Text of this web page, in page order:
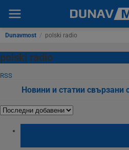
Dunavmost / polski radio
polski radio
RSS
Новини и статии свързани